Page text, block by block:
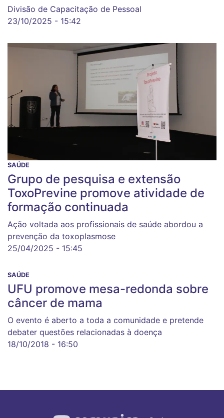
Divisão de Capacitação de Pessoal
23/10/2025 - 15:42
SAÚDE
Grupo de pesquisa e extensão
ToxoPrevine promove atividade de
formação continuada
Ação voltada aos profissionais de saúde abordou a
prevenção da toxoplasmose
25/04/2025 - 15:45
SAÚDE
UFU promove mesa-redonda sobre
câncer de mama
O evento é aberto a toda a comunidade e pretende
debater questões relacionadas à doença
18/10/2018 - 16:50